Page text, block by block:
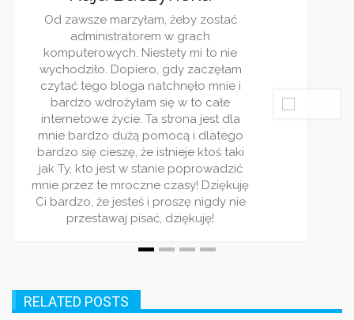
mi to nie
zaczęłam
mnie i
w to całe
jest dla
i dlatego
ktoś taki
Dziękuję
nigdy nie
polecam ten
RELATED POSTS
AKTUALNOŚCI